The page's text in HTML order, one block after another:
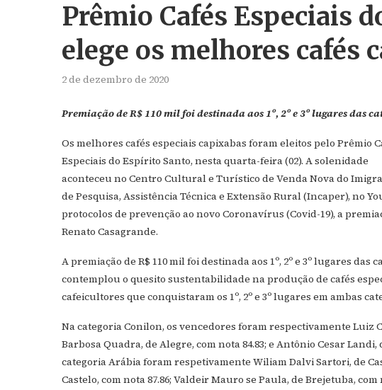
Prêmio Cafés Especiais
elege os melhores cafés
2 de dezembro de 2020
Premiação de R$ 110 mil foi destinada aos 1º, 2º e 3º lugares das
Os melhores cafés especiais capixabas foram eleitos pelo Prêmio
Especiais do Espírito Santo, nesta quarta-feira (02). A solenidade
aconteceu no Centro Cultural e Turístico de Venda Nova do
de Pesquisa, Assistência Técnica e Extensão Rural (Incaper), no
protocolos de prevenção ao novo Coronavírus (Covid-19), a
Renato Casagrande.
A premiação de R$ 110 mil foi destinada aos 1º, 2º e 3º lugares
contemplou o quesito sustentabilidade na produção de cafés
cafeicultores que conquistaram os 1º, 2º e 3º lugares em ambas
Na categoria Conilon, os vencedores foram respectivamente Luiz
Barbosa Quadra, de Alegre, com nota 84.83; e Antônio Cesar
categoria Arábia foram respetivamente Wiliam Dalvi Sartori, de
Castelo, com nota 87.86; Valdeir Mauro se Paula, de Brejetuba, com